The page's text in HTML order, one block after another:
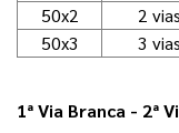
50x2
2 vias
50x3
3 vias
1ª Via Branca - 2ª